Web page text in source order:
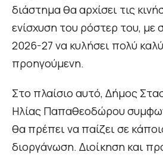
διάστημα θα αρχίσει τις
ενίσχυση του ρόστερ του, με
2026-27 να κυλήσει πολύ
προηγούμενη.
Στο πλαίσιο αυτό, Δήμος
Ηλίας Παπαθεοδώρου
θα πρέπει να παίζει σε
διοργάνωση. Διοίκηση και